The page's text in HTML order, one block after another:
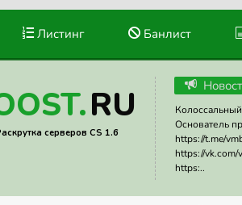
Листинг Банлист
RU
серверов CS 1.6
Основатель
https://t.me/
https://vk.com/
https:..